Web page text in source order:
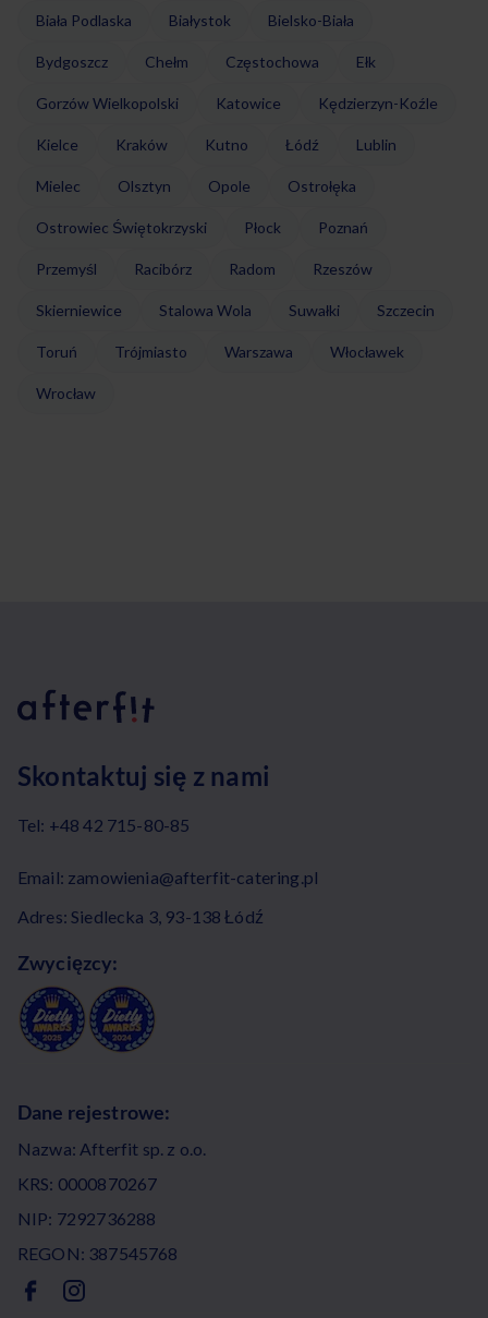
Biała Podlaska Białystok Bielsko-Biała
Bydgoszcz Chełm Częstochowa Ełk
Gorzów Wielkopolski Katowice Kędzierzyn-Koźle
Kielce Kraków Kutno Łódź Lublin
Mielec Olsztyn Opole Ostrołęka
Ostrowiec Świętokrzyski Płock Poznań
Przemyśl Racibórz Radom Rzeszów
Skierniewice Stalowa Wola Suwałki Szczecin
Toruń Trójmiasto Warszawa Włocławek
Wrocław
Skontaktuj się z nami
Tel: +48 42 715-80-85
Email: zamowienia@afterfit-catering.pl
Adres: Siedlecka 3, 93-138 Łódź
Zwycięzcy:
Dane rejestrowe:
Nazwa: Afterfit sp. z o.o.
KRS: 0000870267
NIP: 7292736288
REGON: 387545768